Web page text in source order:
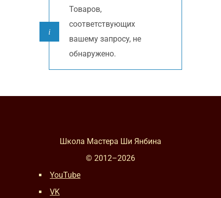
Товаров,
соответствующих
вашему запросу, не
обнаружено.
Школа Мастера Ши Янбина
© 2012–2026
YouTube
VK